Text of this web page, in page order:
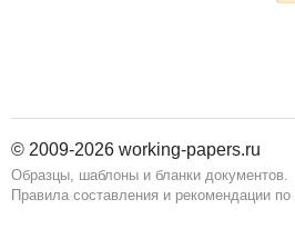
© 2009-2026 working-papers.ru
Образцы, шаблоны и бланки документов.
Правила составления и рекомендации